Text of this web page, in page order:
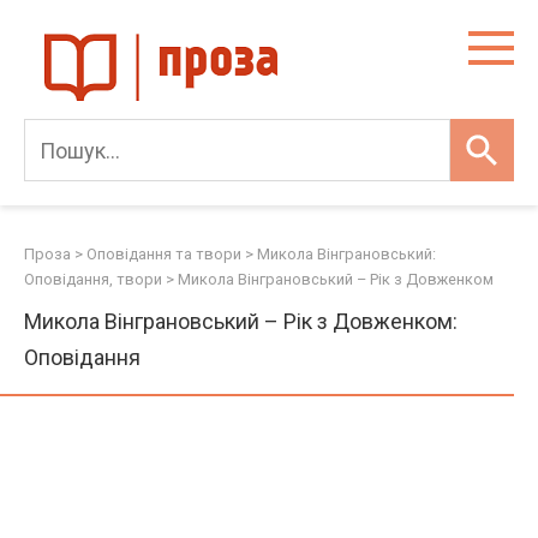
content
Проза > Оповідання та твори > Микола Вінграновський:
Оповідання, твори > Микола Вінграновський – Рік з Довженком
Микола Вінграновський – Рік з Довженком:
Оповідання